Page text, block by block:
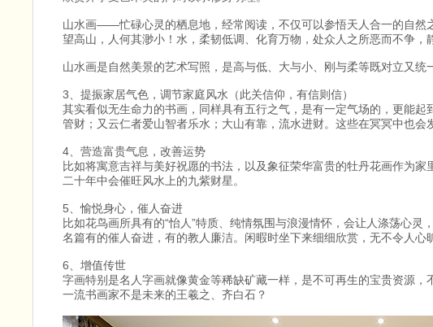
山水画——忙碌心灵的栖息地，经常阅读，不仅可以参悟天人合一的自然
望高山，人何其渺小！水，柔韧低调、化育万物，处众人之所恶而不争，
山水画是自然美景的艺术写照，是高与低、大与小、刚与柔等既对立又
3、提振家居气色，调节家庭风水（此关信仰，有信则信）
其实看似无生命力的书画，同样具有五行之气，是有一定气场的，更能
管财；又云仁者爱山智者乐水；大山有靠，流水进财。这些在冥冥中也会
4、营造富贵气息，改善运势
比如将寓意吉祥与美好祝愿的书法，以及象征荣华富贵的牡丹花画作为
二十年中会催旺风水上的九紫财星。
5、愉悦身心，催人奋进
比如花鸟画所具有的“怡人”特质、纯情氛围与浪漫情怀，会让人涤荡心
名篇有的催人奋进，有的教人廉洁。闲暇时坐下来细细欣赏，无不令人心
6、增值传世
字画特别是名人字画就像黄金等稀缺矿藏一样，是不可再生的宝贵资源
一流书画家不是未来的王羲之、齐白石？